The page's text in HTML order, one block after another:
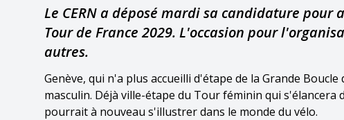
Le CERN a déposé mardi sa candidature
Tour de France 2029. L'occasion pour
autres.
Genève, qui n'a plus accueilli d'étape de la Grande
masculin. Déjà ville-étape du Tour féminin qui
pourrait à nouveau s'illustrer dans le monde du vélo.